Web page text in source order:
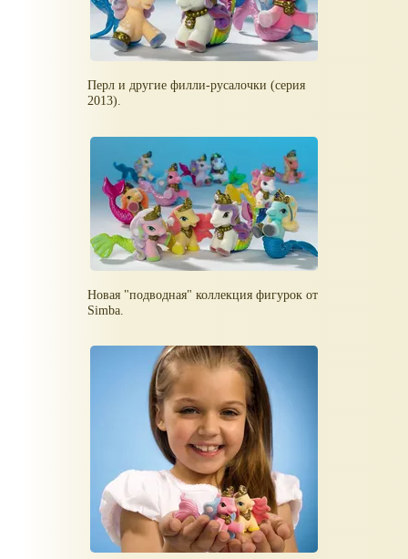
Перл и другие филли-русалочки (серия
2013).
Новая "подводная" коллекция фигурок от
Simba.